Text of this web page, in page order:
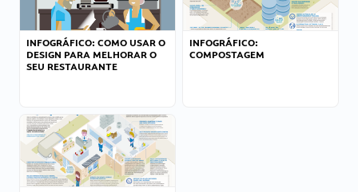
INFOGRÁFICO: COMO USAR O
DESIGN PARA MELHORAR O
SEU RESTAURANTE
INFOGRÁFICO:
COMPOSTAGEM